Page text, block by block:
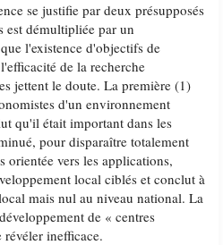
se justifie par deux présupposés
est démultipliée par un
l'existence d'objectifs de
de la recherche
jettent le doute. La première (1)
d'un environnement
qu'il était important dans les
pour disparaître totalement
orientée vers les applications,
local ciblés et conclut à
mais nul au niveau national. La
de « centres
inefficace.